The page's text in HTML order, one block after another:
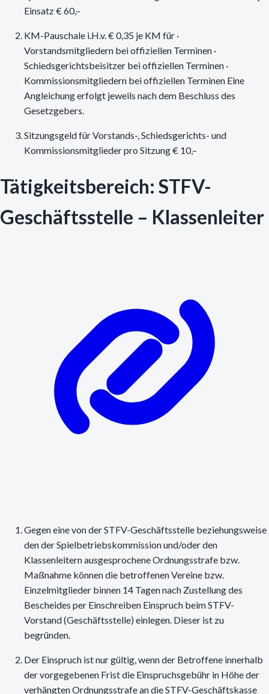
Einsatz € 60,–
KM-Pauschale i.H.v. € 0,35 je KM für ·
Vorstandsmitgliedern bei offiziellen Terminen ·
Schiedsgerichtsbeisitzer bei offiziellen Terminen ·
Kommissionsmitgliedern bei offiziellen Terminen Eine
Angleichung erfolgt jeweils nach dem Beschluss des
Gesetzgebers.
Sitzungsgeld für Vorstands-, Schiedsgerichts- und
Kommissionsmitglieder pro Sitzung € 10,–
Tätigkeitsbereich: STFV-
Geschäftsstelle – Klassenleiter
Gegen eine von der STFV-Geschäftsstelle beziehungsweise
den der Spielbetriebskommission und/oder den
Klassenleitern ausgesprochene Ordnungsstrafe bzw.
Maßnahme können die betroffenen Vereine bzw.
Einzelmitglieder binnen 14 Tagen nach Zustellung des
Bescheides per Einschreiben Einspruch beim STFV-
Vorstand (Geschäftsstelle) einlegen. Dieser ist zu
begründen.
Der Einspruch ist nur gültig, wenn der Betroffene innerhalb
der vorgegebenen Frist die Einspruchsgebühr in Höhe der
verhängten Ordnungsstrafe an die STFV-Geschäftskasse